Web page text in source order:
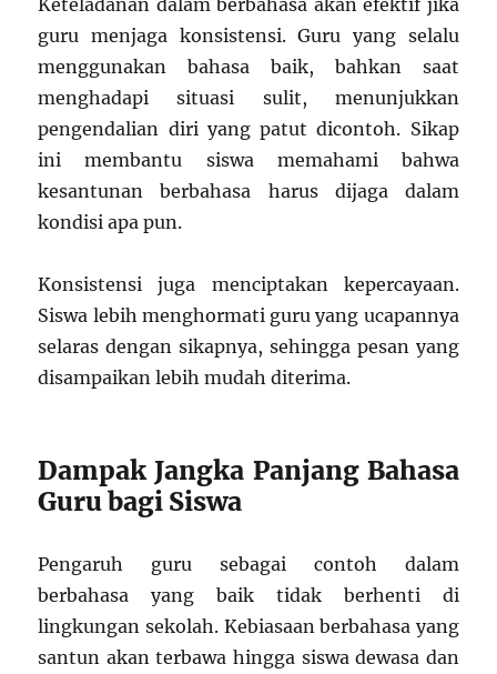
Keteladanan dalam berbahasa akan efektif jika
guru menjaga konsistensi. Guru yang selalu
menggunakan bahasa baik, bahkan saat
menghadapi situasi sulit, menunjukkan
pengendalian diri yang patut dicontoh. Sikap
ini membantu siswa memahami bahwa
kesantunan berbahasa harus dijaga dalam
kondisi apa pun.
Konsistensi juga menciptakan kepercayaan.
Siswa lebih menghormati guru yang ucapannya
selaras dengan sikapnya, sehingga pesan yang
disampaikan lebih mudah diterima.
Dampak Jangka Panjang Bahasa
Guru bagi Siswa
Pengaruh guru sebagai contoh dalam
berbahasa yang baik tidak berhenti di
lingkungan sekolah. Kebiasaan berbahasa yang
santun akan terbawa hingga siswa dewasa dan